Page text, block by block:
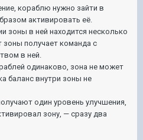
кораблю нужно зайти в
активировать её.
зоны в ней находится несколько
зоны получает команда с
в ней.
одинаково, зона не может
баланс внутри зоны не
один уровень улучшения,
зону, — сразу два